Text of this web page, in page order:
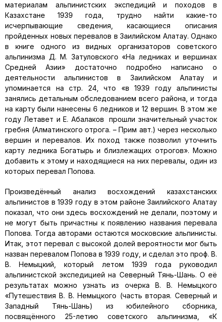
материалам альпинистских экспедиций и походов в
Казахстане 1939 года, трудно найти какие-то
исчерпывающие сведения, касающиеся описания
пройденных новых перевалов в Заилийском Алатау. Однако
в книге одного из видных организаторов советского
альпинизма Д. М. Затуловского «На ледниках и вершинах
Средней Азии» достаточно подробно написано о
деятельности альпинистов в Заилийском Алатау и
упоминается на стр. 24, что «в 1939 году альпинисты
занялись детальным обследованием всего района, и тогда
на карту были нанесены 6 ледников и 12 вершин. В этом же
году Летавет и Е. Абалаков прошли значительный участок
гребня (Алматинского отрога. – Прим авт.) через несколько
вершин и перевалов. Их поход также позволил уточнить
карту ледника Богатырь и близлежащих отрогов». Можно
добавить к этому и находящиеся на них перевалы, один из
которых перевал Попова.
Произведённый анализ восхождений казахстанских
альпинистов в 1939 году в этом районе Заилийского Алатау
показал, что они здесь восхождений не делали, поэтому и
не могут быть причастны к появлению названия перевала
Попова. Тогда авторами остаются московские альпинисты.
Итак, этот перевал с высокой долей вероятности мог быть
назван перевалом Попова в 1939 году, и сделал это проф. В.
В. Немыцкий, который летом 1939 года руководил
альпинистской экспедицией на Северный Тянь-Шань. О её
результатах можно узнать из очерка В. В. Немыцкого
«Путешествия В. В. Немыцкого (часть вторая. Северный и
Западный Тянь-Шань) из юбилейного сборника,
посвящённого 25-летию советского альпинизма, «К